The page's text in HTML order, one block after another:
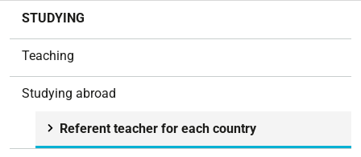
STUDYING
Teaching
Studying abroad
Referent teacher for each country